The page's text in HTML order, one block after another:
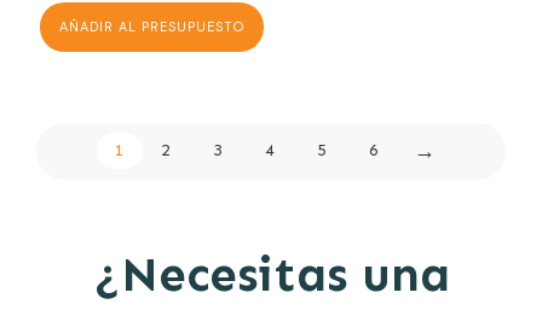
AÑADIR AL PRESUPUESTO
1 2 3 4 5 6 →
¿Necesitas una